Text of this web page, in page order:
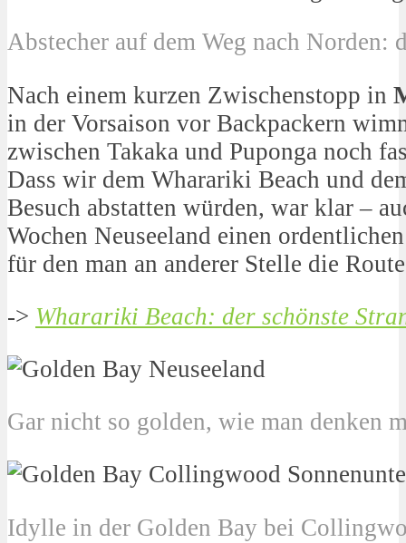
Abstecher auf dem Weg nach Norden:
Nach einem kurzen Zwischenstopp in
in der Vorsaison vor Backpackern
zwischen Takaka und Puponga noch
Dass wir dem Wharariki Beach und
Besuch abstatten würden, war klar –
Wochen Neuseeland einen
für den man an anderer Stelle die
-> Wharariki Beach: der schönste
Gar nicht so golden, wie man denken
Idylle in der Golden Bay bei